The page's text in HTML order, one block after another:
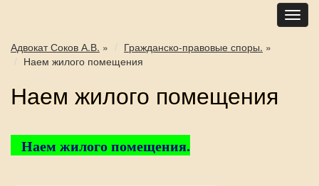
Адвокат Соков А.В. » Гражданско-правовые споры. »
Наем жилого помещения
Наем жилого помещения
Наем жилого помещения.